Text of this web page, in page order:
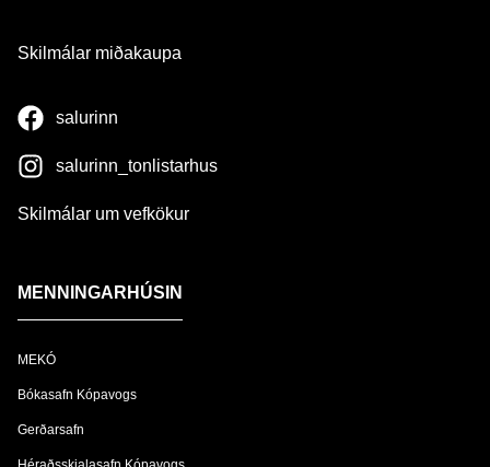
Skilmálar miðakaupa
salurinn
salurinn_tonlistarhus
Skilmálar um vefkökur
MENNINGARHÚSIN
MEKÓ
Bókasafn Kópavogs
Gerðarsafn